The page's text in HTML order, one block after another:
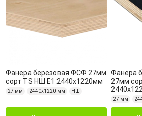
Фанера березовая ФСФ 27мм
сорт TS НШ Е1 2440х1220мм
27 мм 2440х1220 мм НШ
Фанера
27мм
27 мм